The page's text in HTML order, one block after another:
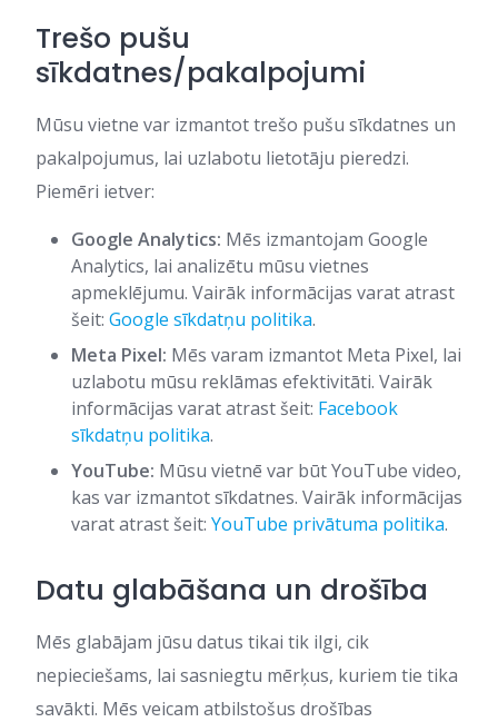
Trešo pušu
sīkdatnes/pakalpojumi
Mūsu vietne var izmantot trešo pušu sīkdatnes un
pakalpojumus, lai uzlabotu lietotāju pieredzi.
Piemēri ietver:
Google Analytics: Mēs izmantojam Google
Analytics, lai analizētu mūsu vietnes
apmeklējumu. Vairāk informācijas varat atrast
šeit: Google sīkdatņu politika.
Meta Pixel: Mēs varam izmantot Meta Pixel, lai
uzlabotu mūsu reklāmas efektivitāti. Vairāk
informācijas varat atrast šeit: Facebook
sīkdatņu politika.
YouTube: Mūsu vietnē var būt YouTube video,
kas var izmantot sīkdatnes. Vairāk informācijas
varat atrast šeit: YouTube privātuma politika.
Datu glabāšana un drošība
Mēs glabājam jūsu datus tikai tik ilgi, cik
nepieciešams, lai sasniegtu mērķus, kuriem tie tika
savākti. Mēs veicam atbilstošus drošības